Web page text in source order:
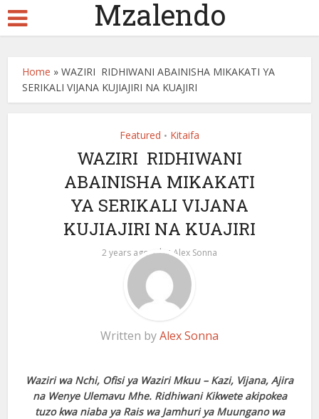
Mzalendo
Home »WAZIRI RIDHIWANI ABAINISHA MIKAKATI YA
SERIKALI VIJANA KUJIAJIRI NA KUAJIRI
Featured • Kitaifa
WAZIRI RIDHIWANI
ABAINISHA MIKAKATI
YA SERIKALI VIJANA
KUJIAJIRI NA KUAJIRI
2 years ago by Alex Sonna
Written byAlex Sonna
Waziri wa Nchi, Ofisi ya Waziri Mkuu – Kazi, Vijana, Ajira
na Wenye Ulemavu Mhe. Ridhiwani Kikwete akipokea
tuzo kwa niaba ya Rais wa Jamhuri ya Muungano wa